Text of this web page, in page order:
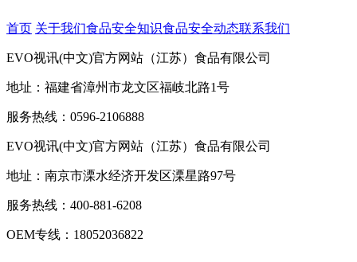
首页 关于我们食品安全知识食品安全动态联系我们
EVO视讯(中文)官方网站（江苏）食品有限公司
地址：福建省漳州市龙文区福岐北路1号
服务热线：0596-2106888
EVO视讯(中文)官方网站（江苏）食品有限公司
地址：南京市溧水经济开发区溧星路97号
服务热线：400-881-6208
OEM专线：18052036822